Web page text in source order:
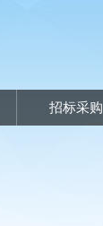
招标采购